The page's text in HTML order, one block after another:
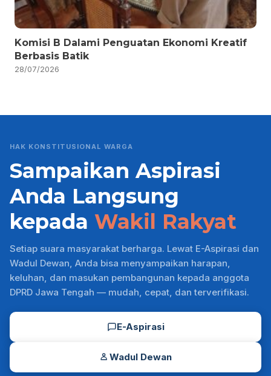
Komisi B Dalami Penguatan Ekonomi Kreatif
Berbasis Batik
28/07/2026
HAK KONSTITUSIONAL WARGA
Sampaikan Aspirasi
Anda Langsung
kepada Wakil Rakyat
Setiap suara masyarakat berharga. Lewat E-Aspirasi dan
Wadul Dewan, Anda bisa menyampaikan harapan,
keluhan, dan masukan pembangunan kepada anggota
DPRD Jawa Tengah — mudah, cepat, dan terverifikasi.
E-Aspirasi
Wadul Dewan